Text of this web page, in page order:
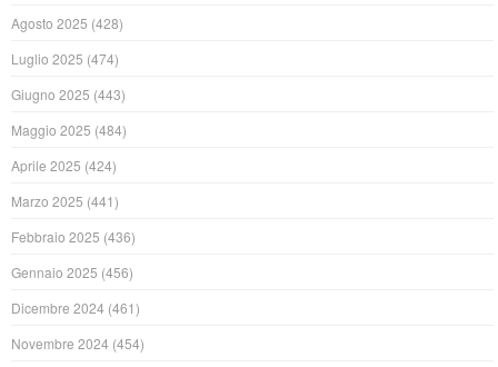
Agosto 2025 (428)
Luglio 2025 (474)
Giugno 2025 (443)
Maggio 2025 (484)
Aprile 2025 (424)
Marzo 2025 (441)
Febbraio 2025 (436)
Gennaio 2025 (456)
Dicembre 2024 (461)
Novembre 2024 (454)